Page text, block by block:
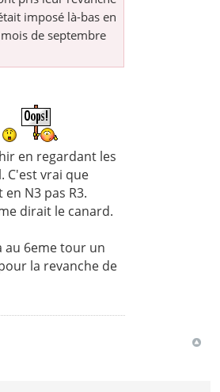
imposé là-bas en
de septembre
en regardant les
C'est vrai que
N3 pas R3.
dirait le canard.
au 6eme tour un
la revanche de